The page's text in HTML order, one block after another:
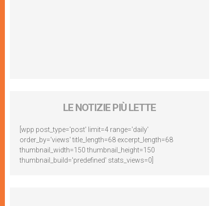
LE NOTIZIE PIÙ LETTE
[wpp post_type='post' limit=4 range='daily'
order_by='views' title_length=68 excerpt_length=68
thumbnail_width=150 thumbnail_height=150
thumbnail_build='predefined' stats_views=0]